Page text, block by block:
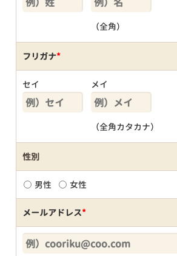
（全角）
フリガナ*
セイ メイ
（全角カタカナ）
性別
男性 女性
メールアドレス*